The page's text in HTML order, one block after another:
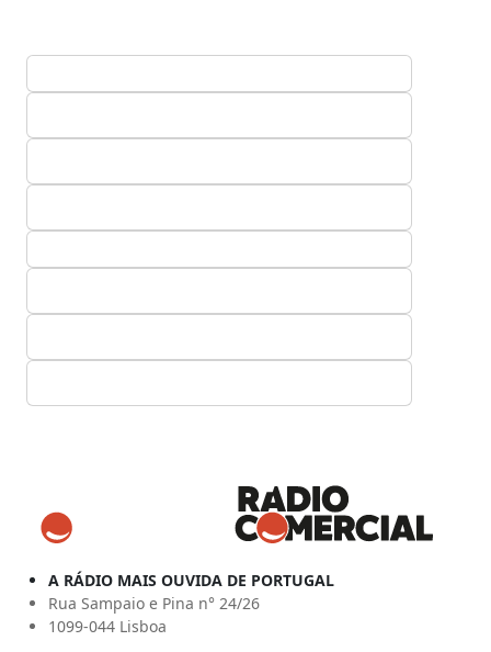
A RÁDIO MAIS OUVIDA DE PORTUGAL
Rua Sampaio e Pina n° 24/26
1099-044 Lisboa